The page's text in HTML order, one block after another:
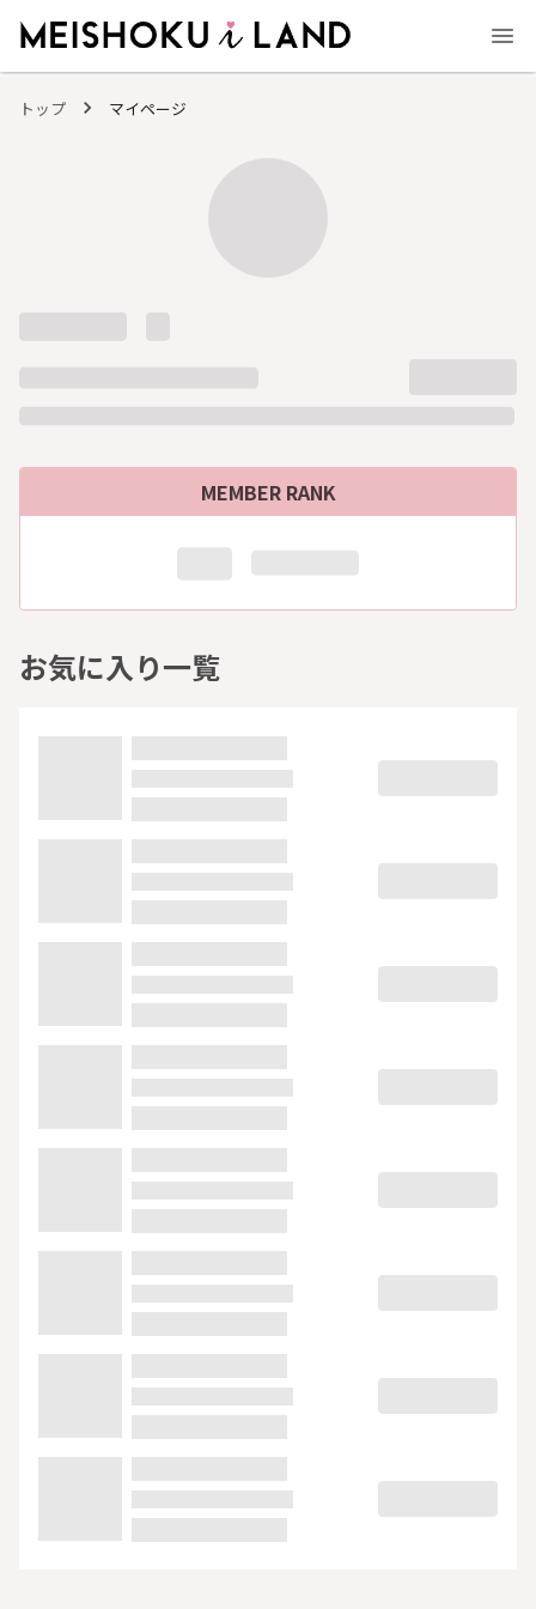
トップ マイページ
MEMBER RANK
お気に入り一覧